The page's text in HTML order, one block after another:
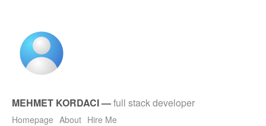
MEHMET KORDACI—full stack developer
Homepage About Hire Me